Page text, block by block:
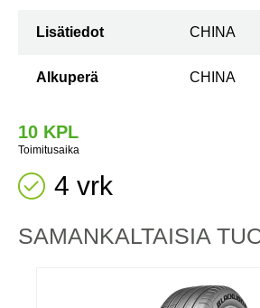
Lisätiedot CHINA
Alkuperä CHINA
10 KPL
Toimitusaika
4 vrk
SAMANKALTAISIA